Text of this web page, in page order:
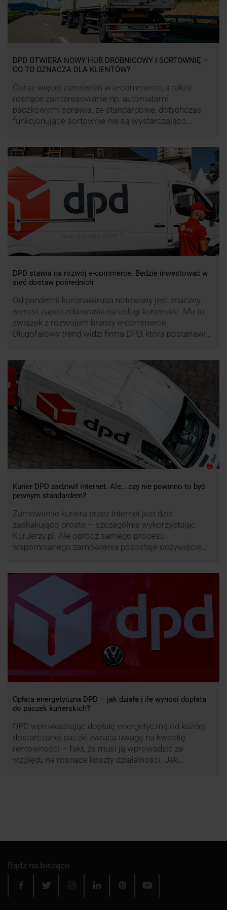
DPD OTWIERA NOWY HUB DROBNICOWY I SORTOWNIĘ –
CO TO OZNACZA DLA KLIENTÓW?
Coraz więcej zamówień w e-commerce, a także
rosnące zainteresowanie np. automatami
paczkowymi sprawia, że standardowe, dotychczas
funkcjonujące sortownie nie są wystarczająco
względu pod Łodzią uruchomiono nowe centrum
transportowo-logistyczne. Innowacyjny hub
drobnicowy i sortownia to już piąty taki obiekt DPD w
DPD stawia na rozwój e-commerce. Będzie inwestować w
sieć dostaw pośrednich
Od pandemii koronawirusa notowany jest znaczny
wzrost zapotrzebowania na usługi kurierskie. Ma to
związek z rozwojem branży e-commerce.
Długofalowy trend widzi firma DPD, która postanawia
usługi DPD Pickup. Firma już teraz chwali się danymi.
Kurier DPD zadziwił internet. Ale… czy nie powinno to być
pewnym standardem?
Zamówienie kuriera przez internet jest dziś
zaskakująco proste – szczególnie wykorzystując
KurJerzy.pl. Ale oprócz samego procesu
wspomnianego zamówienia pozostaje oczywiście
nadchodzi czas na wyjątkowo ciekawą historię tego,
co zrobił pewien kurier DPD.
Opłata energetyczna DPD – jak działa i ile wynosi dopłata
do paczek kurierskich?
DPD wprowadzając dopłatę energetyczną od każdej
dostarczanej paczki zwraca uwagę na kwestię
rentowności – fakt, że musi ją wprowadzić ze
względu na rosnące koszty działalności. Jak
Bądź na bieżąco